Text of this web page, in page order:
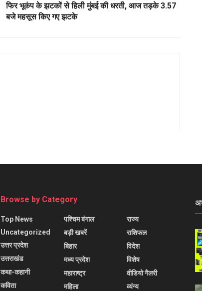
फिर भूकंप के झटकों से हिली मुंबई की धरती, आज तड़के 3.57
बजे महसूस किए गए झटके
Browse by Category
Top News
Uncategorized
उत्तर प्रदेश
उत्तराखंड
कथा-कहानी
कविता
पश्चिम बंगाल
बड़ी खबरें
बिहार
मध्य प्रदेश
महाराष्ट्र
महिला
राज्य
राशिफल
विदेश
विशेष
वीडियो गैलरी
व्यंग्य